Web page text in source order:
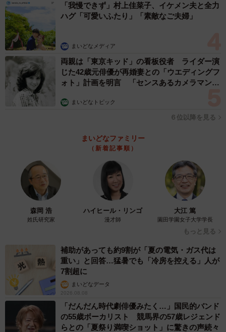
「我慢できず」村上佳菜子、イケメン夫と全力
ハグ「可愛いふたり」「素敵なご夫婦」
まいどなメディア
両親は「東京キッド」の看板役者 ライダー演
じた42歳元俳優が再婚妻との「ウエディングフ
ォト」計画を明言 「センスあるカメラマン求
まいどなトピック
６位以降を見る
まいどなファミリー
（新着記事順）
森岡 浩
姓氏研究家
ハイヒール・リンゴ
漫才師
大江 篤
園田学園女子大学学長
もっと見る
補助があっても約9割が「夏の電気・ガス代は
重い」と回答…猛暑でも「冷房を控える」人が
7割超に
まいどなデータ
2026.08.08
「だんだん時代劇俳優みたく…」国民的バンド
の55歳ボーカリスト 競馬界の57歳レジェンド
らとの「夏祭り満喫ショット」に驚きの声続々